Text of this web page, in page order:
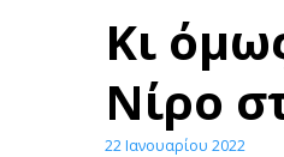
Κι
Νίρο
22 Ιανουαρίου 2022